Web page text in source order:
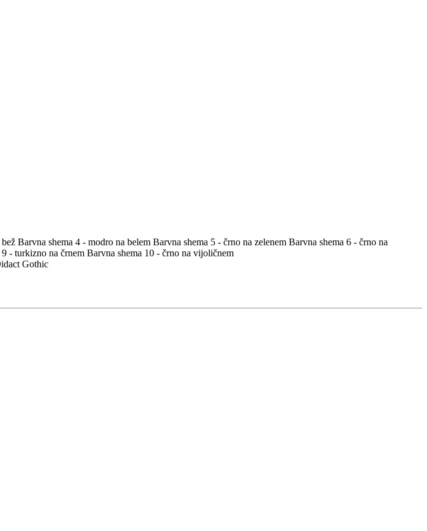
Barvna shema 4 - modro na belem Barvna shema 5 - črno na zelenem Barvna shema 6 - črno na
- turkizno na črnem Barvna shema 10 - črno na vijoličnem
Gothic